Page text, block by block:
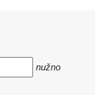
nužno